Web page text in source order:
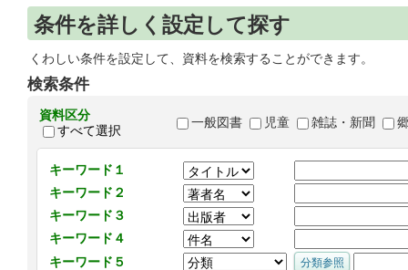
条件を詳しく設定して探す
くわしい条件を設定して、資料を検索することができます。
検索条件
資料区分
すべて選択
一般図書 児童 雑誌・新聞
キーワード１
キーワード２
キーワード３
キーワード４
キーワード５